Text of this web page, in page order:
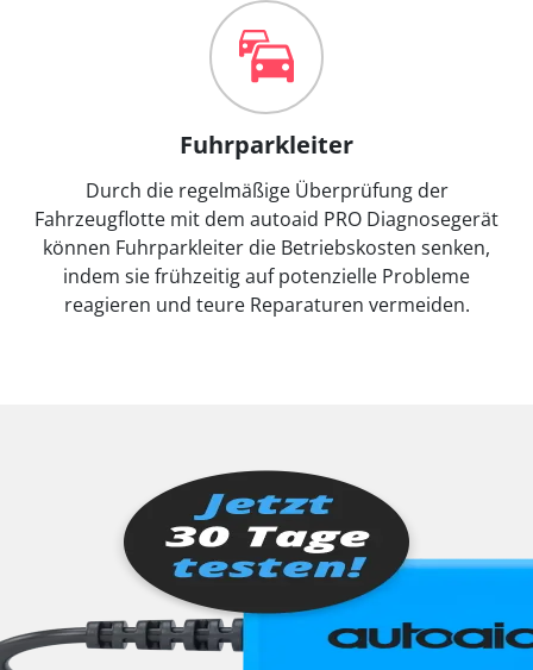
Fuhrparkleiter
Durch die regelmäßige Überprüfung der
Fahrzeugflotte mit dem autoaid PRO Diagnosegerät
können Fuhrparkleiter die Betriebskosten senken,
indem sie frühzeitig auf potenzielle Probleme
reagieren und teure Reparaturen vermeiden.